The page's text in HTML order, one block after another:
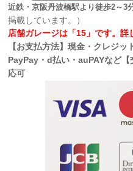
近鉄・京阪丹波橋駅より徒歩2～3分
掲載しています。）
店舗ガレージは「15」です。詳
【お支払方法】現金・クレジッ
PayPay・d払い・auPAYなど
応可